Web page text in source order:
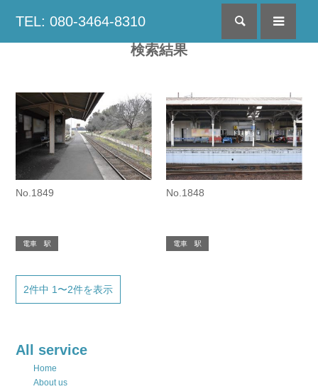
TEL: 080-3464-8310 検索
検索結果
No.1849
電車 駅
No.1848
電車 駅
2件中 1〜2件を表示
All service
Home
About us